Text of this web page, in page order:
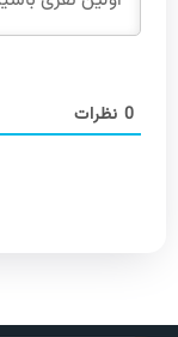
0 نظرات